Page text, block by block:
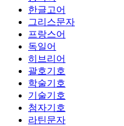
한글고어
그리스문자
프랑스어
독일어
히브리어
괄호기호
학술기호
기술기호
첨자기호
라틴문자